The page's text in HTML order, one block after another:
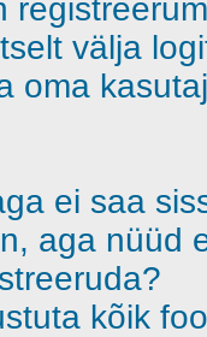
välja
oma
ei saa
aga nüüd
kõik